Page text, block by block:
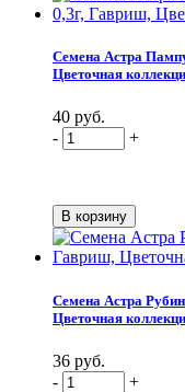
Семена Астра
Цветочная
40 руб.
-
+
Семена Астра
Цветочная
36 руб.
-
+